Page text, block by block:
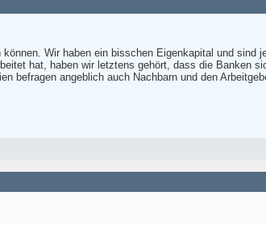
Wir haben ein bisschen Eigenkapital und sind
hat, haben wir letztens gehört, dass die Banken
befragen angeblich auch Nachbarn und den